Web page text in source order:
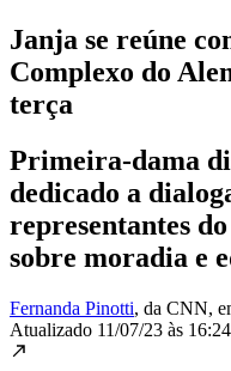
Janja se reúne
Complexo do
terça
Primeira-dama
dedicado a
representantes
sobre moradia e
Fernanda Pinotti, da CNN,
Atualizado 11/07/23 às 16:24